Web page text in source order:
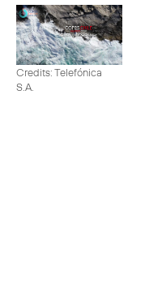
Credits: Telefónica
S.A.